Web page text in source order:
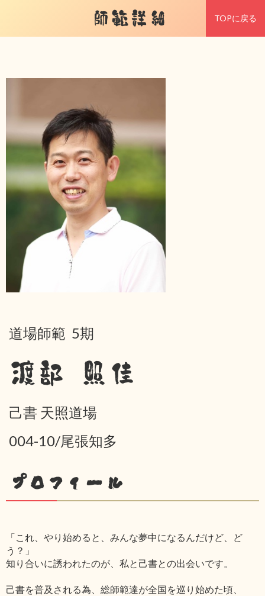
師範詳細 TOPに戻る
道場師範 5期
渡部 照佳
己書 天照道場
004-10/尾張知多
プロフィール
「これ、やり始めると、みんな夢中になるんだけど、ど
う？」
知り合いに誘われたのが、私と己書との出会いです。
己書を普及される為、総師範達が全国を巡り始めた頃、